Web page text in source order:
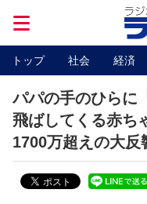
トップ 社会 経済
パパの手のひらに
飛ばしてくる赤ち
1700万超えの大反